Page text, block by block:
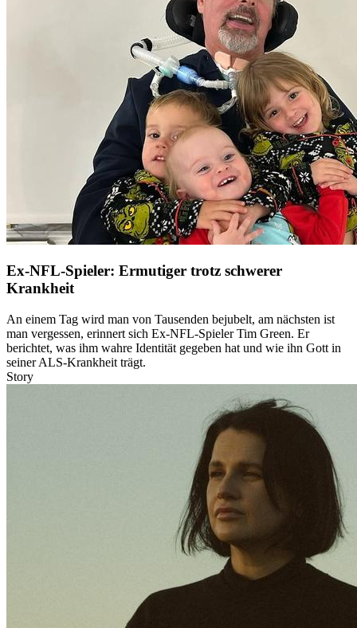
Ex-NFL-Spieler: Ermutiger trotz schwerer
Krankheit
An einem Tag wird man von Tausenden bejubelt, am nächsten ist
man vergessen, erinnert sich Ex-NFL-Spieler Tim Green. Er
berichtet, was ihm wahre Identität gegeben hat und wie ihn Gott in
seiner ALS-Krankheit trägt.
Story